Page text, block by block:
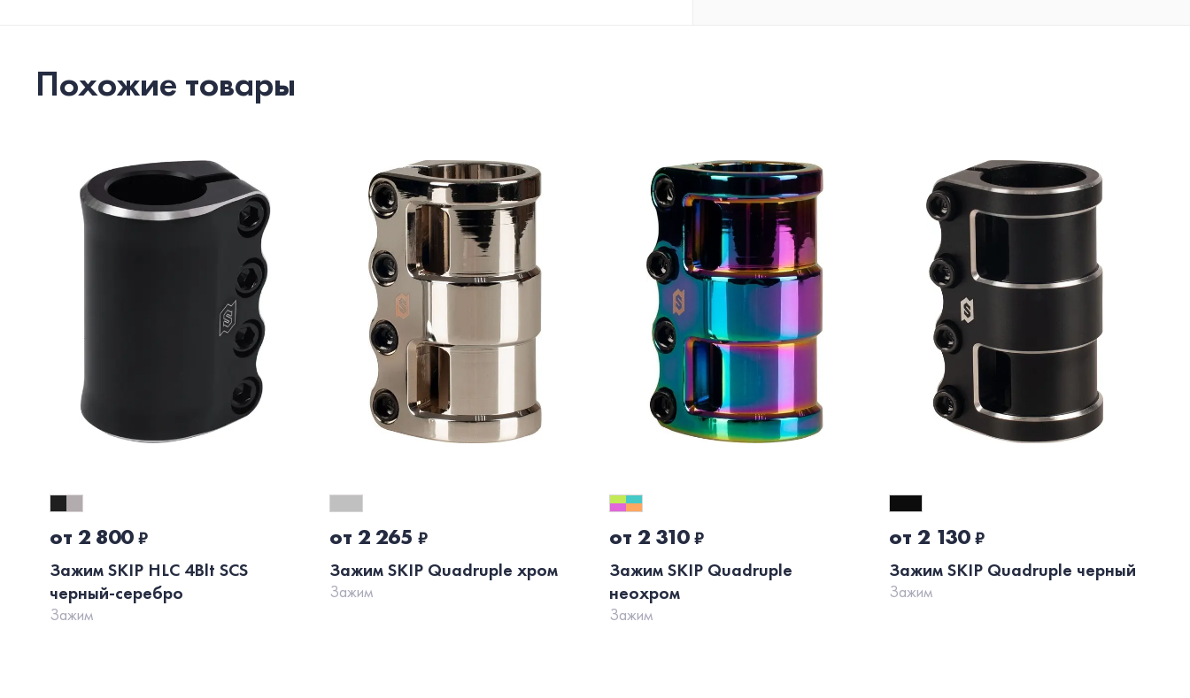
Похожие товары
от 2 800₽
Зажим SKIP HLC 4Blt SCS
черный-серебро
Зажим
от 2 265 ₽
Зажим SKIP Quadruple хром
Зажим
от 2 310₽
Зажим SKIP Quadruple
неохром
Зажим
от 2 130₽
Зажим SKIP Quadruple черный
Зажим